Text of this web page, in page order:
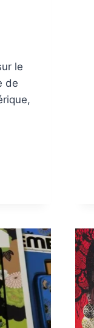
le
de